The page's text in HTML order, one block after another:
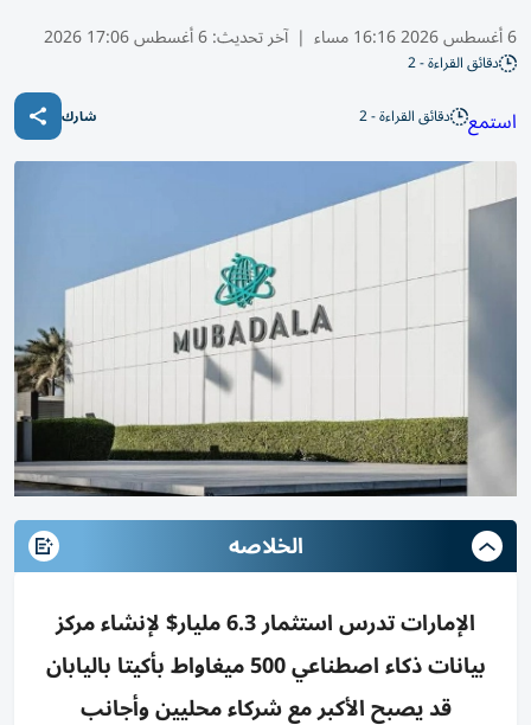
6 أغسطس 2026 16:16 مساء | آخر تحديث:6 أغسطس 17:06 2026
دقائق القراءة - 2
استمع دقائق القراءة - 2 شارك
الخلاصه
الإمارات تدرس استثمار 6.3 مليار$ لإنشاء مركز
بيانات ذكاء اصطناعي 500 ميغاواط بأكيتا باليابان
قد يصبح الأكبر مع شركاء محليين وأجانب